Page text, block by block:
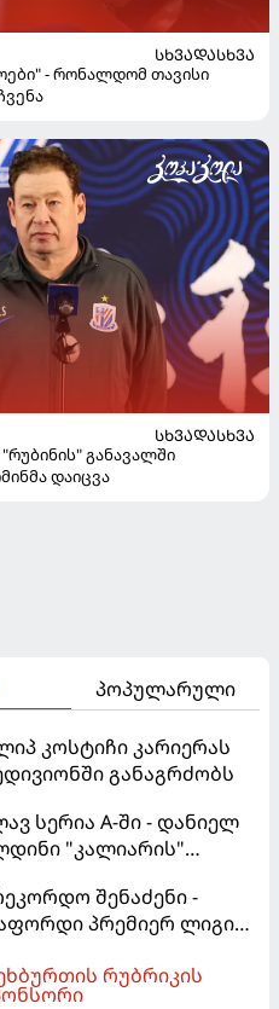
ᲡᲮᲕᲐᲓᲐᲡᲮᲕᲐ
- რონალდომ თავისი
ᲡᲮᲕᲐᲓᲐᲡᲮᲕᲐ
განავალში
დაიცვა
პოპულარული
კოსტიჩი კარიერას
განაგრძობს
სერია A-ში - დანიელ
"კალიარის"
შენაძენი -
პრემიერ ლიგის
რუბრიკის